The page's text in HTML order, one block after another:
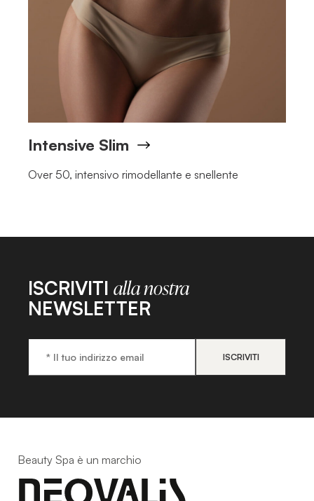
Intensive Slim
Over 50, intensivo rimodellante e snellente
ISCRIVITI alla nostra
NEWSLETTER
Beauty Spa è un marchio